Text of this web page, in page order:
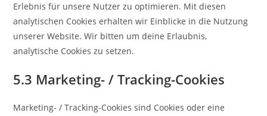
Erlebnis für unsere Nutzer zu optimieren. Mit diesen
analytischen Cookies erhalten wir Einblicke in die Nutzung
unserer Website. Wir bitten um deine Erlaubnis,
analytische Cookies zu setzen.
5.3 Marketing- / Tracking-Cookies
Marketing- / Tracking-Cookies sind Cookies oder eine